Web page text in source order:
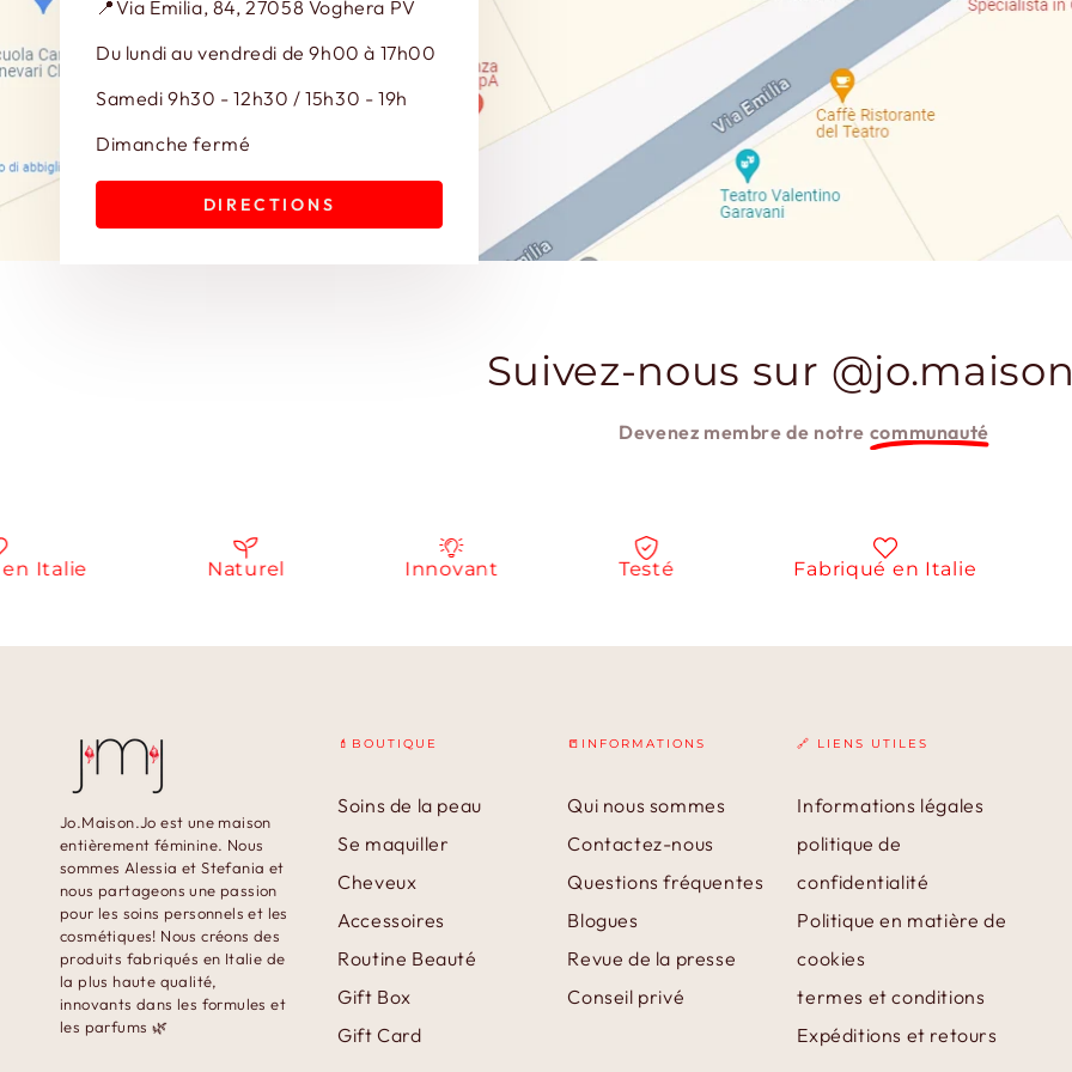
📍Via Emilia, 84, 27058 Voghera PV
Du lundi au vendredi de 9h00 à 17h00
Samedi 9h30 - 12h30 / 15h30 - 19h
Dimanche fermé
DIRECTIONS
Suivez-nous sur
Devenez membre de notre communauté
Naturel Innovant Testé Fabriqué en Italie
Jo.Maison.Jo est une maison
entièrement féminine. Nous
sommes Alessia et Stefania et
nous partageons une passion
pour les soins personnels et les
cosmétiques! Nous créons des
produits fabriqués en Italie de
la plus haute qualité,
innovants dans les formules et
les parfums 🌿
💄BOUTIQUE
Soins de la peau
Se maquiller
Cheveux
Accessoires
Routine Beauté
Gift Box
Gift Card
📒INFORMATIONS
Qui nous sommes
Contactez-nous
Questions fréquentes
Blogues
Revue de la presse
Conseil privé
🔗 LIENS UTILES
Informations légales
politique de
confidentialité
Politique en matière de
cookies
termes et conditions
Expéditions et retours